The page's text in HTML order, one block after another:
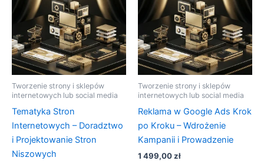
Tworzenie strony i sklepów
internetowych lub social media
Tematyka Stron
Internetowych – Doradztwo
i Projektowanie Stron
Niszowych
Tworzenie strony i sklepów
internetowych lub social media
Reklama w Google Ads Krok
po Kroku – Wdrożenie
Kampanii i Prowadzenie
1 499,00zł